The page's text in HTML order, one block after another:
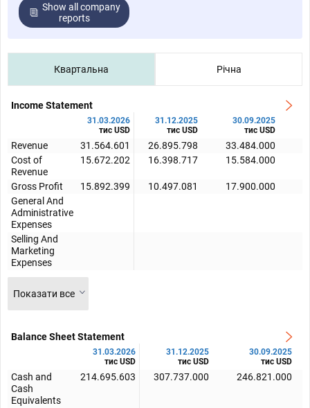
Show all company
reports
Квартальна Річна
Income Statement
31.03.2026
тис USD
31.12.2025
тис USD
30.09.2025
тис USD
Revenue 31.564.601 26.895.798 33.484.000
Cost of
Revenue
15.672.202 16.398.717 15.584.000
Gross Profit 15.892.399 10.497.081 17.900.000
General And
Administrative
Expenses
Selling And
Marketing
Expenses
Показати все
Balance Sheet Statement
31.03.2026
тис USD
31.12.2025
тис USD
30.09.2025
тис USD
Cash and
Cash
Equivalents
214.695.603 307.737.000 246.821.000